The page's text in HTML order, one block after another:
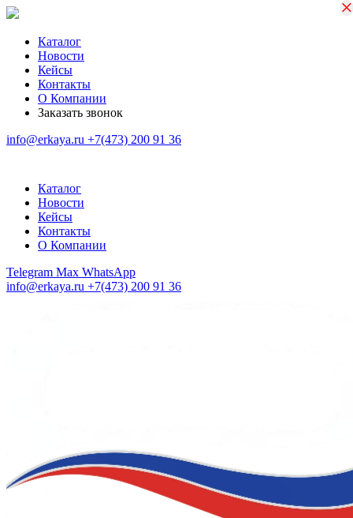
Каталог
Новости
Кейсы
Контакты
О Компании
Заказать звонок
info@erkaya.ru +7(473) 200 91 36
Каталог
Новости
Кейсы
Контакты
О Компании
Telegram Max WhatsApp
info@erkaya.ru +7(473) 200 91 36
×
×